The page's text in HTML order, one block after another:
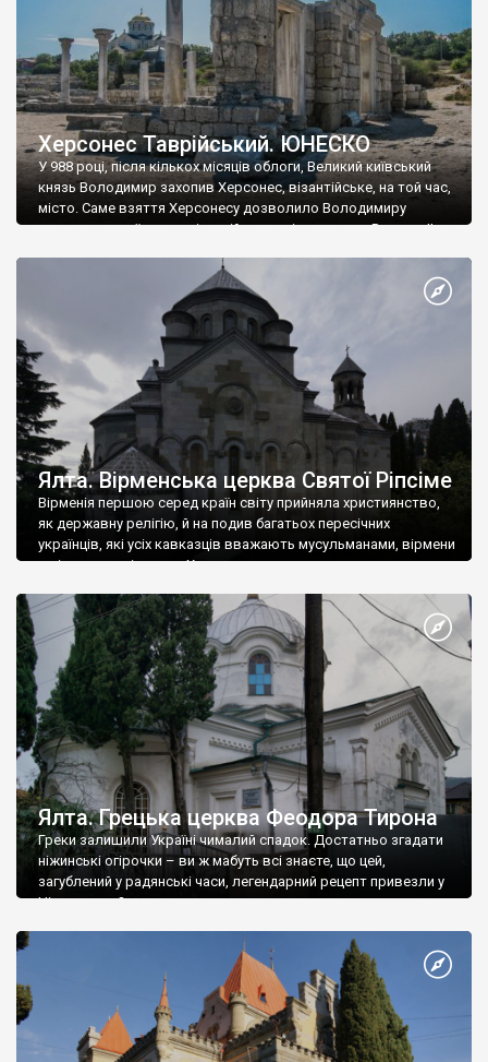
Херсонес Таврійський. ЮНЕСКО
У 988 році, після кількох місяців облоги, Великий київський
князь Володимир захопив Херсонес, візантійське, на той час,
місто. Саме взяття Херсонесу дозволило Володимиру
диктувати свої умови візантійському імператору Василю ІІ, та
Херсонесі Володимир-язичник, став Василем-християнином.
А потім було Хрещення Русі. На честь Херсонесу Таврійського
Ялта. Вірменська церква Святої Ріпсіме
Вірменія першою серед країн світу прийняла християнство,
як державну релігію, й на подив багатьох пересічних
українців, які усіх кавказців вважають мусульманами, вірмени
є відданими вірянами Христа
Ялта. Грецька церква Феодора Тирона
Греки залишили Україні чималий спадок. Достатньо згадати
ніжинські огірочки – ви ж мабуть всі знаєте, що цей,
загублений у радянські часи, легендарний рецепт привезли у
Ніжин греки?